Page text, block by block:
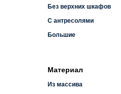
Без верхних шкафов
С антресолями
Большие
Материал
Из массива